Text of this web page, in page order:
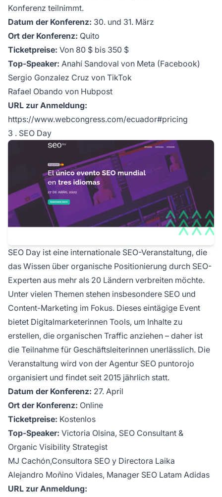
Konferenz teilnimmt.
Datum der Konferenz: 30. und 31. März
Ort der Konferenz: Quito
Ticketpreise: Von 80 $ bis 350 $
Top-Speaker: Anahí Sandoval von Meta (Facebook)
Sergio Gonzalez Cruz von TikTok
Rafael Obando von Hubpost
URL zur Anmeldung:
https://www.webcongress.com/ecuador#pricing
3 . SEO Day
SEO Day ist eine internationale SEO-Veranstaltung, die
das Wissen über organische Positionierung durch SEO-
Experten aus mehr als 20 Ländern verbreiten möchte.
Unter vielen Themen stehen insbesondere SEO und
Content-Marketing im Fokus. Dieses eintägige Event
bietet Digitalmarketerinnen Tools, um Inhalte zu
erstellen, die organischen Traffic anziehen – daher ist
die Teilnahme für Geschäftsleiterinnen unerlässlich. Die
Veranstaltung wird von der Agentur SEO puntorojo
organisiert und findet seit 2015 jährlich statt.
Datum der Konferenz: 27. April
Ort der Konferenz: Online
Ticketpreise: Kostenlos
Top-Speaker: Victoria Olsina, SEO Consultant &
Organic Visibility Strategist
MJ Cachón,Consultora SEO y Directora Laika
Alejandro Moñino Vidales, Manager SEO Latam Adidas
URL zur Anmeldung: